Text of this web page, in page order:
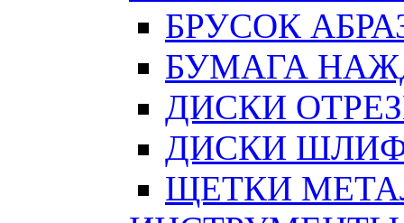
БРУСОК
БУМАГА
ДИСКИ
ДИСКИ
ЩЕТКИ